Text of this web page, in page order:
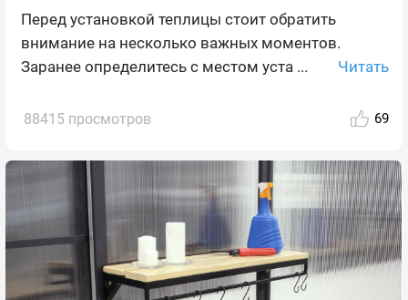
Перед установкой теплицы стоит обратить
внимание на несколько важных моментов.
Заранее определитесь с местом уста ...
Читать
88415 просмотров 69